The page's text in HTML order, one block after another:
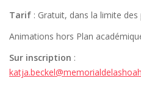
Tarif : Gratuit, dans la limite
Animations hors Plan
Sur inscription :